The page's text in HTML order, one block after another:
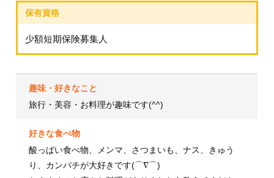
少額短期保険募集人
趣味・好きなこと
旅行・美容・お料理が趣味です(^^)
好きな食べ物
酸っぱい食べ物、メンマ、さつまいも、ナス、きゅう
り、カンパチが大好きです(⌒∇⌒)